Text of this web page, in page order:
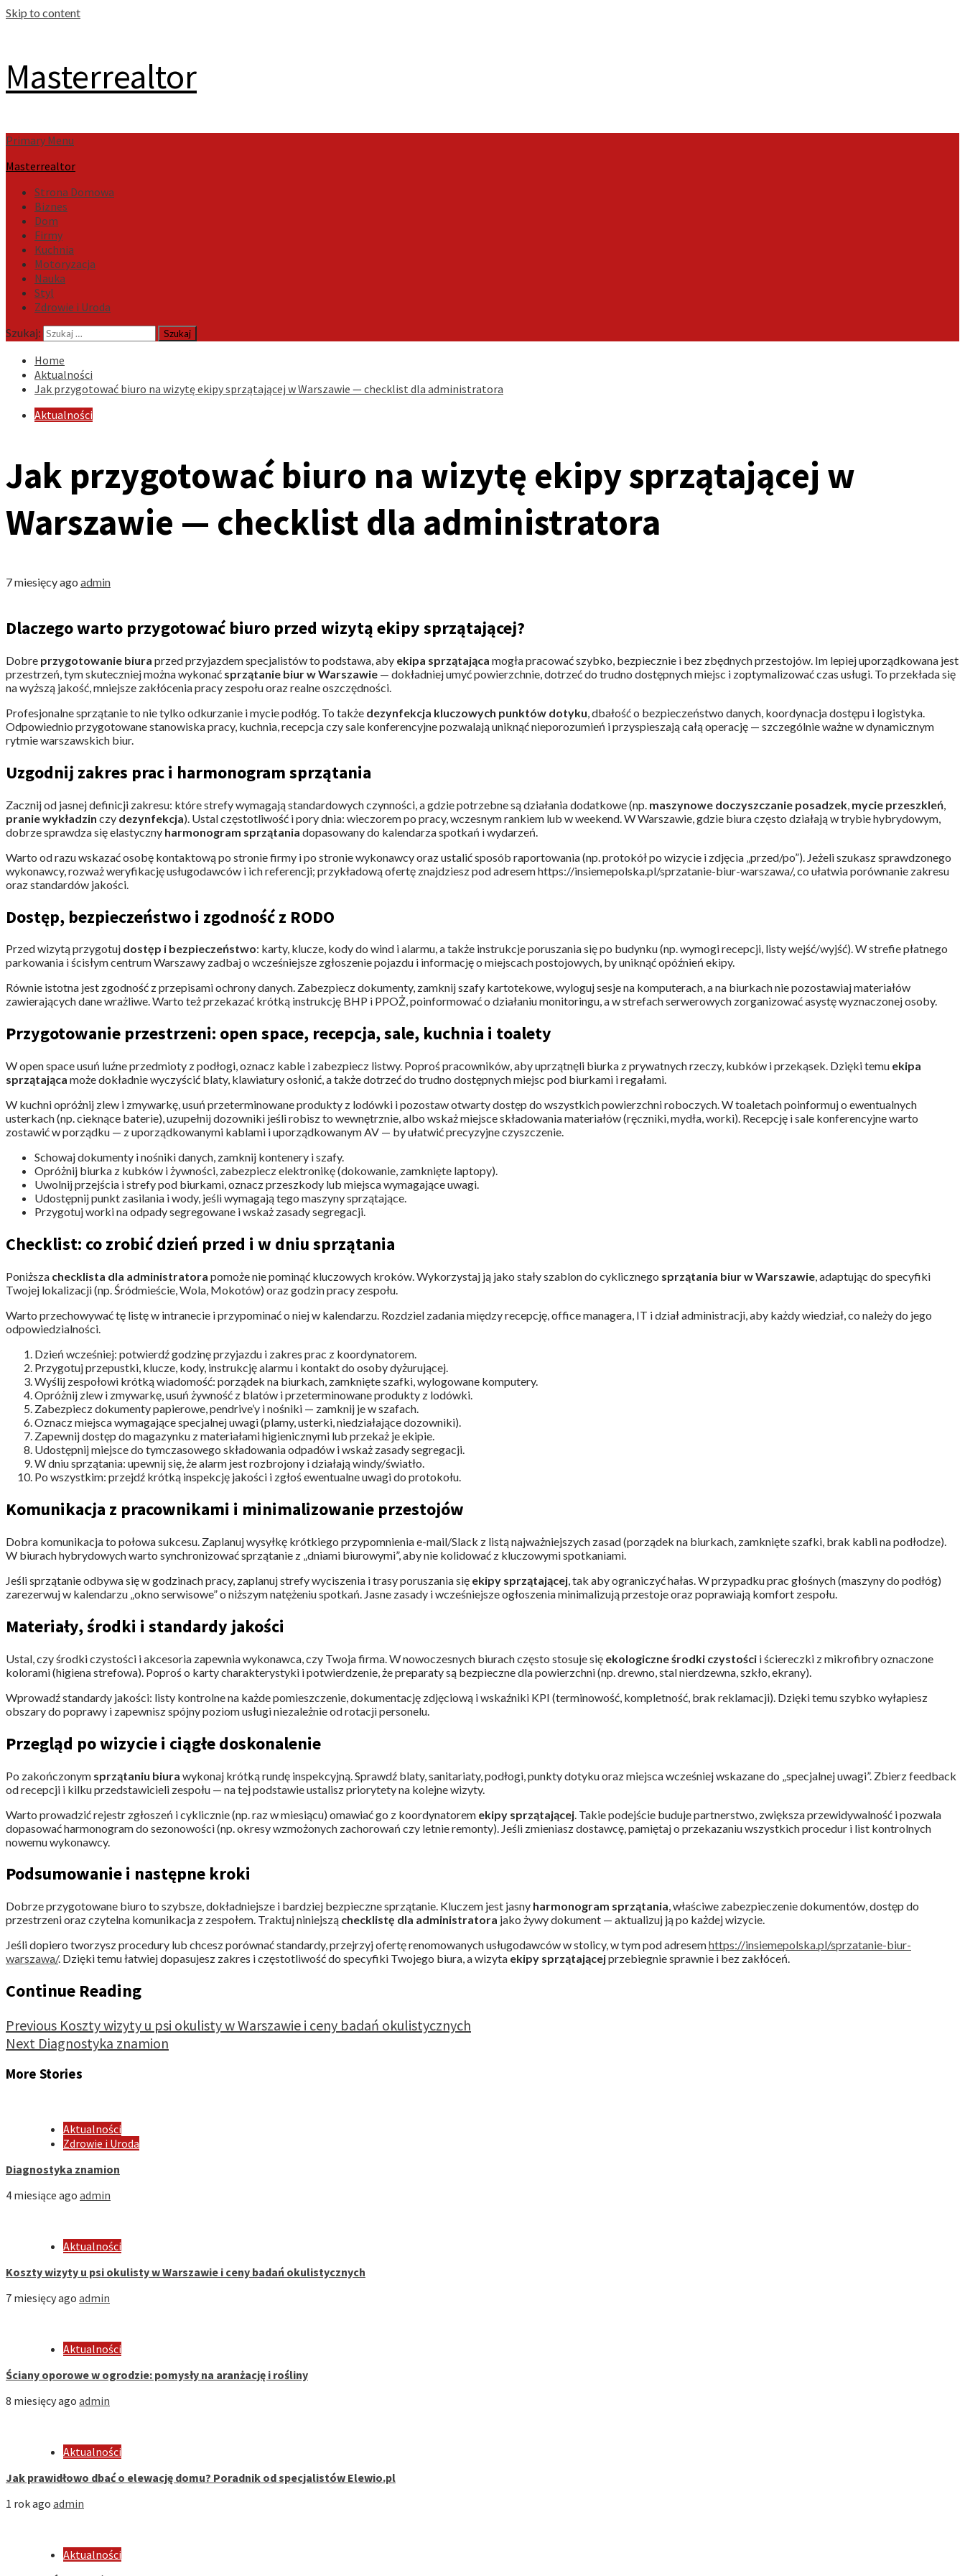
Skip to content
Masterrealtor
Primary Menu
Masterrealtor
Strona Domowa
Biznes
Dom
Firmy
Kuchnia
Motoryzacja
Nauka
Styl
Zdrowie i Uroda
Szukaj:
Home
Aktualności
Jak przygotować biuro na wizytę ekipy sprzątającej w Warszawie — checklist dla administratora
Aktualności
Jak przygotować biuro na wizytę ekipy sprzątającej w
Warszawie — checklist dla administratora
7 miesięcy ago admin
Dlaczego warto przygotować biuro przed wizytą ekipy sprzątającej?
Dobre przygotowanie biura przed przyjazdem specjalistów to podstawa, aby ekipa sprzątająca mogła pracować szybko, bezpiecznie i bez zbędnych przestojów. Im lepiej uporządkowana jest
przestrzeń, tym skuteczniej można wykonać sprzątanie biur w Warszawie — dokładniej umyć powierzchnie, dotrzeć do trudno dostępnych miejsc i zoptymalizować czas usługi. To przekłada się
na wyższą jakość, mniejsze zakłócenia pracy zespołu oraz realne oszczędności.
Profesjonalne sprzątanie to nie tylko odkurzanie i mycie podłóg. To także dezynfekcja kluczowych punktów dotyku, dbałość o bezpieczeństwo danych, koordynacja dostępu i logistyka.
Odpowiednio przygotowane stanowiska pracy, kuchnia, recepcja czy sale konferencyjne pozwalają uniknąć nieporozumień i przyspieszają całą operację — szczególnie ważne w dynamicznym
rytmie warszawskich biur.
Uzgodnij zakres prac i harmonogram sprzątania
Zacznij od jasnej definicji zakresu: które strefy wymagają standardowych czynności, a gdzie potrzebne są działania dodatkowe (np. maszynowe doczyszczanie posadzek mycie przeszkleń
pranie wykładzin czy dezynfekcja). Ustal częstotliwość i pory dnia: wieczorem po pracy, wczesnym rankiem lub w weekend. W Warszawie, gdzie biura często działają w trybie hybrydowym,
dobrze sprawdza się elastyczny harmonogram sprzątania dopasowany do kalendarza spotkań i wydarzeń.
Warto od razu wskazać osobę kontaktową po stronie firmy i po stronie wykonawcy oraz ustalić sposób raportowania (np. protokół po wizycie i zdjęcia „przed/po”). Jeżeli szukasz sprawdzonego
wykonawcy, rozważ weryfikację usługodawców i ich referencji; przykładową ofertę znajdziesz pod adresem https://insiemepolska.pl/sprzatanie-biur-warszawa/, co ułatwia porównanie zakresu
oraz standardów jakości.
Dostęp, bezpieczeństwo i zgodność z RODO
Przed wizytą przygotuj dostęp i bezpieczeństwo: karty, klucze, kody do wind i alarmu, a także instrukcje poruszania się po budynku (np. wymogi recepcji, listy wejść/wyjść). W strefie płatnego
parkowania i ścisłym centrum Warszawy zadbaj o wcześniejsze zgłoszenie pojazdu i informację o miejscach postojowych, by uniknąć opóźnień ekipy.
Równie istotna jest zgodność z przepisami ochrony danych. Zabezpiecz dokumenty, zamknij szafy kartotekowe, wyloguj sesje na komputerach, a na biurkach nie pozostawiaj materiałów
zawierających dane wrażliwe. Warto też przekazać krótką instrukcję BHP i PPOŻ, poinformować o działaniu monitoringu, a w strefach serwerowych zorganizować asystę wyznaczonej osoby.
Przygotowanie przestrzeni: open space, recepcja, sale, kuchnia i toalety
W open space usuń luźne przedmioty z podłogi, oznacz kable i zabezpiecz listwy. Poproś pracowników, aby uprzątnęli biurka z prywatnych rzeczy, kubków i przekąsek. Dzięki temu ekipa
sprzątająca może dokładnie wyczyścić blaty, klawiatury osłonić, a także dotrzeć do trudno dostępnych miejsc pod biurkami i regałami.
W kuchni opróżnij zlew i zmywarkę, usuń przeterminowane produkty z lodówki i pozostaw otwarty dostęp do wszystkich powierzchni roboczych. W toaletach poinformuj o ewentualnych
usterkach (np. cieknące baterie), uzupełnij dozowniki jeśli robisz to wewnętrznie, albo wskaż miejsce składowania materiałów (ręczniki, mydła, worki). Recepcję i sale konferencyjne warto
zostawić w porządku — z uporządkowanymi kablami i uporządkowanym AV — by ułatwić precyzyjne czyszczenie.
Schowaj dokumenty i nośniki danych, zamknij kontenery i szafy.
Opróżnij biurka z kubków i żywności, zabezpiecz elektronikę (dokowanie, zamknięte laptopy).
Uwolnij przejścia i strefy pod biurkami, oznacz przeszkody lub miejsca wymagające uwagi.
Udostępnij punkt zasilania i wody, jeśli wymagają tego maszyny sprzątające.
Przygotuj worki na odpady segregowane i wskaż zasady segregacji.
Checklist: co zrobić dzień przed i w dniu sprzątania
Poniższa checklista dla administratora pomoże nie pominąć kluczowych kroków. Wykorzystaj ją jako stały szablon do cyklicznego sprzątania biur w Warszawie, adaptując do specyfiki
Twojej lokalizacji (np. Śródmieście, Wola, Mokotów) oraz godzin pracy zespołu.
Warto przechowywać tę listę w intranecie i przypominać o niej w kalendarzu. Rozdziel zadania między recepcję, office managera, IT i dział administracji, aby każdy wiedział, co należy do jego
odpowiedzialności.
Dzień wcześniej: potwierdź godzinę przyjazdu i zakres prac z koordynatorem.
Przygotuj przepustki, klucze, kody, instrukcję alarmu i kontakt do osoby dyżurującej.
Wyślij zespołowi krótką wiadomość: porządek na biurkach, zamknięte szafki, wylogowane komputery.
Opróżnij zlew i zmywarkę, usuń żywność z blatów i przeterminowane produkty z lodówki.
Zabezpiecz dokumenty papierowe, pendrive’y i nośniki — zamknij je w szafach.
Oznacz miejsca wymagające specjalnej uwagi (plamy, usterki, niedziałające dozowniki).
Zapewnij dostęp do magazynku z materiałami higienicznymi lub przekaż je ekipie.
Udostępnij miejsce do tymczasowego składowania odpadów i wskaż zasady segregacji.
W dniu sprzątania: upewnij się, że alarm jest rozbrojony i działają windy/światło.
Po wszystkim: przejdź krótką inspekcję jakości i zgłoś ewentualne uwagi do protokołu.
Komunikacja z pracownikami i minimalizowanie przestojów
Dobra komunikacja to połowa sukcesu. Zaplanuj wysyłkę krótkiego przypomnienia e-mail/Slack z listą najważniejszych zasad (porządek na biurkach, zamknięte szafki, brak kabli na podłodze).
W biurach hybrydowych warto synchronizować sprzątanie z „dniami biurowymi”, aby nie kolidować z kluczowymi spotkaniami.
Jeśli sprzątanie odbywa się w godzinach pracy, zaplanuj strefy wyciszenia i trasy poruszania się ekipy sprzątającej, tak aby ograniczyć hałas. W przypadku prac głośnych (maszyny do podłóg)
zarezerwuj w kalendarzu „okno serwisowe” o niższym natężeniu spotkań. Jasne zasady i wcześniejsze ogłoszenia minimalizują przestoje oraz poprawiają komfort zespołu.
Materiały, środki i standardy jakości
Ustal, czy środki czystości i akcesoria zapewnia wykonawca, czy Twoja firma. W nowoczesnych biurach często stosuje się ekologiczne środki czystości i ściereczki z mikrofibry oznaczone
kolorami (higiena strefowa). Poproś o karty charakterystyki i potwierdzenie, że preparaty są bezpieczne dla powierzchni (np. drewno, stal nierdzewna, szkło, ekrany).
Wprowadź standardy jakości: listy kontrolne na każde pomieszczenie, dokumentację zdjęciową i wskaźniki KPI (terminowość, kompletność, brak reklamacji). Dzięki temu szybko wyłapiesz
obszary do poprawy i zapewnisz spójny poziom usługi niezależnie od rotacji personelu.
Przegląd po wizycie i ciągłe doskonalenie
Po zakończonym sprzątaniu biura wykonaj krótką rundę inspekcyjną. Sprawdź blaty, sanitariaty, podłogi, punkty dotyku oraz miejsca wcześniej wskazane do „specjalnej uwagi”. Zbierz feedback
od recepcji i kilku przedstawicieli zespołu — na tej podstawie ustalisz priorytety na kolejne wizyty.
Warto prowadzić rejestr zgłoszeń i cyklicznie (np. raz w miesiącu) omawiać go z koordynatorem ekipy sprzątającej . Takie podejście buduje partnerstwo, zwiększa przewidywalność i pozwala
dopasować harmonogram do sezonowości (np. okresy wzmożonych zachorowań czy letnie remonty). Jeśli zmieniasz dostawcę, pamiętaj o przekazaniu wszystkich procedur i list kontrolnych
nowemu wykonawcy.
Podsumowanie i następne kroki
Dobrze przygotowane biuro to szybsze, dokładniejsze i bardziej bezpieczne sprzątanie. Kluczem jest jasny harmonogram sprzątania, właściwe zabezpieczenie dokumentów, dostęp do
przestrzeni oraz czytelna komunikacja z zespołem. Traktuj niniejszą checklistę dla administratora jako żywy dokument — aktualizuj ją po każdej wizycie.
Jeśli dopiero tworzysz procedury lub chcesz porównać standardy, przejrzyj ofertę renomowanych usługodawców w stolicy, w tym pod adresemhttps://insiemepolska.pl/sprzatanie-biur-
warszawa/. Dzięki temu łatwiej dopasujesz zakres i częstotliwość do specyfiki Twojego biura, a wizyta ekipy sprzątającejprzebiegnie sprawnie i bez zakłóceń.
Continue Reading
Previous Koszty wizyty u psi okulisty w Warszawie i ceny badań okulistycznych
Next Diagnostyka znamion
More Stories
Aktualności
Zdrowie i Uroda
Diagnostyka znamion
4 miesiące ago admin
Aktualności
Koszty wizyty u psi okulisty w Warszawie i ceny badań okulistycznych
7 miesięcy ago admin
Aktualności
Ściany oporowe w ogrodzie: pomysły na aranżację i rośliny
8 miesięcy ago admin
Aktualności
Jak prawidłowo dbać o elewację domu? Poradnik od specjalistów Elewio.pl
1 rok ago admin
Aktualności